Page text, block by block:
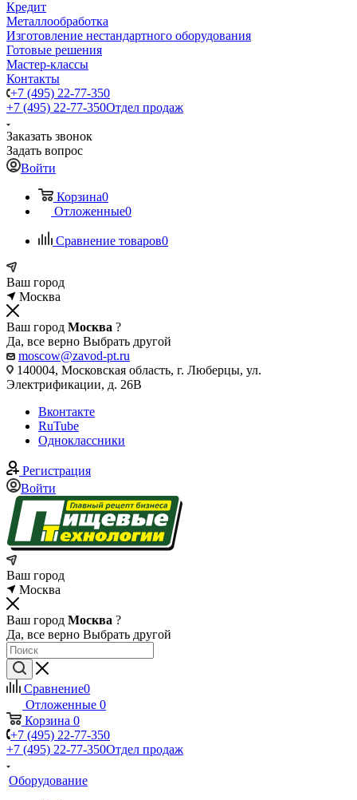
Кредит
Металлообработка
Изготовление нестандартного оборудования
Готовые решения
Мастер-классы
Контакты
+7 (495) 22-77-350
+7 (495) 22-77-350Отдел продаж
Заказать звонок
Задать вопрос
Войти
Корзина0
Отложенные0
Сравнение товаров0
Ваш город
Москва
Ваш город Москва ?
Да, все верно Выбрать другой
moscow@zavod-pt.ru
140004, Московская область, г. Люберцы, ул.
Электрификации, д. 26В
Вконтакте
RuTube
Одноклассники
Регистрация
Войти
Ваш город
Москва
Ваш город Москва ?
Да, все верно Выбрать другой
Сравнение0
Отложенные 0
Корзина 0
+7 (495) 22-77-350
+7 (495) 22-77-350Отдел продаж
Оборудование